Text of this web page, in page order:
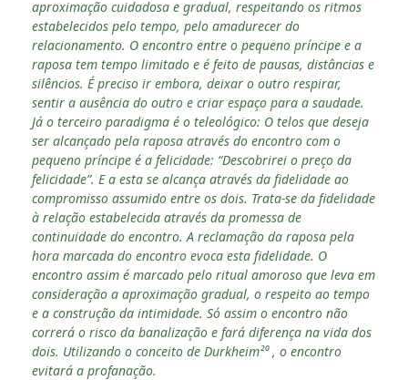
aproximação cuidadosa e gradual, respeitando os ritmos
estabelecidos pelo tempo, pelo amadurecer do
relacionamento. O encontro entre o pequeno príncipe e a
raposa tem tempo limitado e é feito de pausas, distâncias e
silêncios. É preciso ir embora, deixar o outro respirar,
sentir a ausência do outro e criar espaço para a saudade.
Já o terceiro paradigma é o teleológico: O telos que deseja
ser alcançado pela raposa através do encontro com o
pequeno príncipe é a felicidade: “Descobrirei o preço da
felicidade”. E a esta se alcança através da fidelidade ao
compromisso assumido entre os dois. Trata-se da fidelidade
à relação estabelecida através da promessa de
continuidade do encontro. A reclamação da raposa pela
hora marcada do encontro evoca esta fidelidade. O
encontro assim é marcado pelo ritual amoroso que leva em
consideração a aproximação gradual, o respeito ao tempo
e a construção da intimidade. Só assim o encontro não
correrá o risco da banalização e fará diferença na vida dos
dois. Utilizando o conceito de Durkheim²⁰ , o encontro
evitará a profanação.